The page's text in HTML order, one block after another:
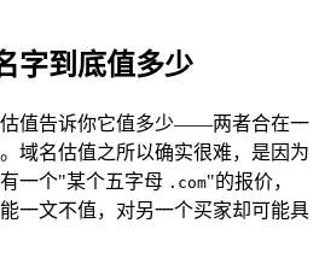
字到底值多少
值告诉你它值多少——两者合在一
域名估值之所以确实很难，是因为
一个"某个五字母 .com"的报价，
一文不值，对另一个买家却可能具